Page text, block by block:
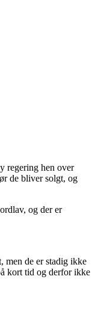
regering hen over
de bliver solgt, og
og der er
men de er stadig ikke
kort tid og derfor ikke